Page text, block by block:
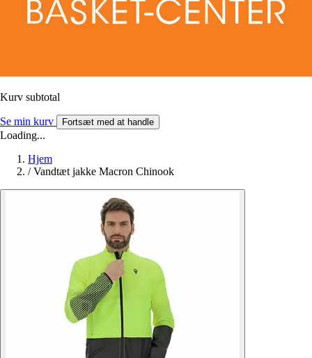
Kurv subtotal
Se min kurv Fortsæt med at handle
Loading...
Hjem
/ Vandtæt jakke Macron Chinook